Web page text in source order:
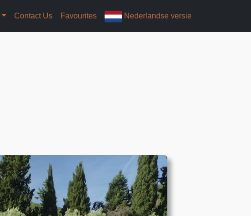
Contact Us Favourites Nederlandse versie